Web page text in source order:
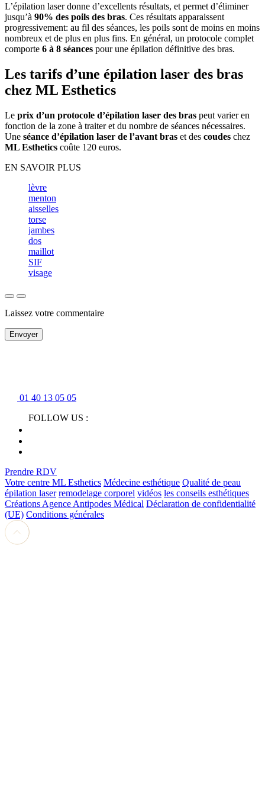
L’épilation laser donne d’excellents résultats, et permet d’éliminer
jusqu’à 90% des poils des bras. Ces résultats apparaissent
progressivement: au fil des séances, les poils sont de moins en moins
nombreux et de plus en plus fins. En général, un protocole complet
comporte 6 à 8 séances pour une épilation définitive des bras.
Les tarifs d’une épilation laser des bras
chez ML Esthetics
Le prix d’un protocole d’épilation laser des bras peut varier en
fonction de la zone à traiter et du nombre de séances nécessaires.
Une séance d’épilation laser de l’avant bras et des coudes chez
ML Esthetics coûte 120 euros.
EN SAVOIR PLUS
lèvre
menton
aisselles
torse
jambes
dos
maillot
SIF
visage
Laissez votre commentaire
Envoyer
01 40 13 05 05
FOLLOW US :
Prendre RDV
Votre centre ML Esthetics Médecine esthétique Qualité de peau
épilation laser remodelage corporel vidéos les conseils esthétiques
Créations Agence Antipodes Médical Déclaration de confidentialité
(UE) Conditions générales